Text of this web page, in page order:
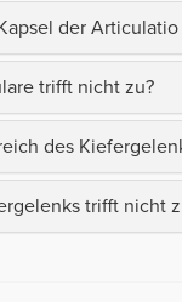
der
trifft nicht zu?
des
trifft nicht